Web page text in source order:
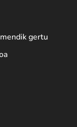
gertu